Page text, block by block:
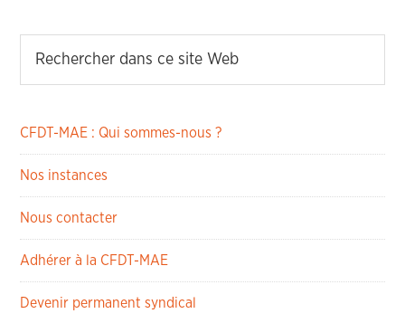
CFDT-MAE : Qui sommes-nous ?
Nos instances
Nous contacter
Adhérer à la CFDT-MAE
Devenir permanent syndical